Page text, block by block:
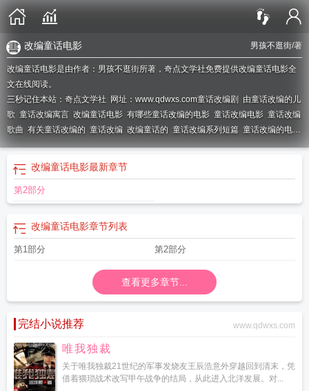
男孩不逛街/著
改编童话电影
改编童话电影是由作者：男孩不逛街所著，奇点文学社免费提供改编童话电影全
文在线阅读。
三秒记住本站：奇点文学社 网址：www.qdwxs.com童话改编剧 由童话改编的儿
歌 童话改编寓言 改编童话电影 有哪些童话改编的电影 童话改编电影 童话改编
歌曲 有关童话改编的 童话改编 改编童话的 童话改编系列短篇 童话改编的电影
有哪些童话的改编有什么要求由童话改编的电影童话改编推荐歌曲童话改
童话改编电影合集 童话 改编版
改编童话电影最新章节
第2部分
改编童话电影章节列表
第1部分 第2部分
查看更多章节...
完结小说推荐 www.qdwxs.com
唯我独裁
关于唯我独裁21世纪的军事发烧友王辰浩意外穿越回到清末，凭
借着猥琐战术改写甲午战争的结局，从此进入北洋发展。对...